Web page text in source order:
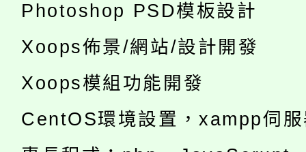
Photoshop PSD模板設計
Xoops佈景/網站/設計開發
Xoops模組功能開發
CentOS環境設置，xampp伺